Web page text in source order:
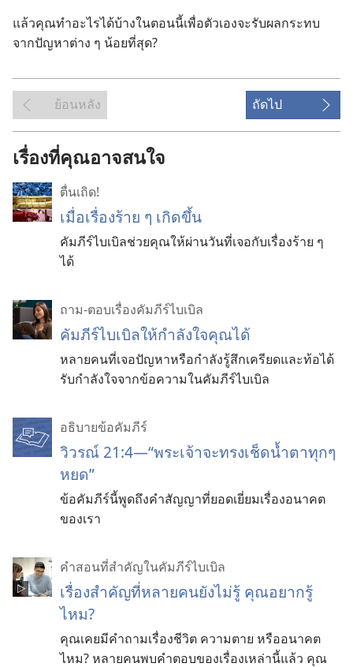
แล้ว​คุณ​ทำ​อะไร​ได้​บ้าง​ใน​ตอน​นี้​เพื่อ​ตัว​เอง​จะ​รับ​ผล​กระทบ​
จาก​ปัญหา​ต่าง ๆ น้อย​ที่​สุด?
ย้อนหลัง ถัดไป
เรื่องที่คุณอาจสนใจ
ตื่นเถิด!
เมื่อเรื่องร้าย ๆ เกิดขึ้น
คัมภีร์ไบเบิลช่วยคุณให้ผ่านวันที่เจอกับเรื่องร้าย ๆ
ได้
ถาม-ตอบเรื่องคัมภีร์ไบเบิล
คัมภีร์​ไบเบิล​ให้​กำลังใจ​คุณ​ได้
หลาย​คน​ที่​เจอ​ปัญหา​หรือ​กำลัง​รู้สึก​เครียด​และ​ท้อ​ได้​
รับ​กำลังใจ​จาก​ข้อ​ความ​ใน​คัมภีร์​ไบเบิล
อธิบายข้อคัมภีร์
วิวรณ์ 21:4—“พระเจ้า​จะ​ทรง​เช็ด​น้ำตา​ทุก​ๆ​
หยด”
ข้อ​คัมภีร์​นี้​พูด​ถึง​คำ​สัญญา​ที่​ยอด​เยี่ยม​เรื่อง​อนาคต​
ของ​เรา
คำสอนที่สำคัญในคัมภีร์ไบเบิล
เรื่อง​สำคัญ​ที่​หลาย​คน​ยัง​ไม่​รู้ คุณ​อยาก​รู้​
ไหม?
คุณ​เคย​มี​คำ​ถาม​เรื่อง​ชีวิต ความ​ตาย หรือ​อนาคต​
ไหม? หลาย​คน​พบ​คำ​ตอบ​ของ​เรื่อง​เหล่า​นี้​แล้ว คุณ​